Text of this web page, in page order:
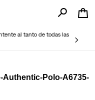
al tanto de todas las
Authentic-Polo-A6735-